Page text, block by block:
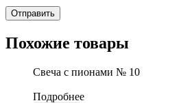
Похожие товары
Свеча с пионами № 10
Подробнее